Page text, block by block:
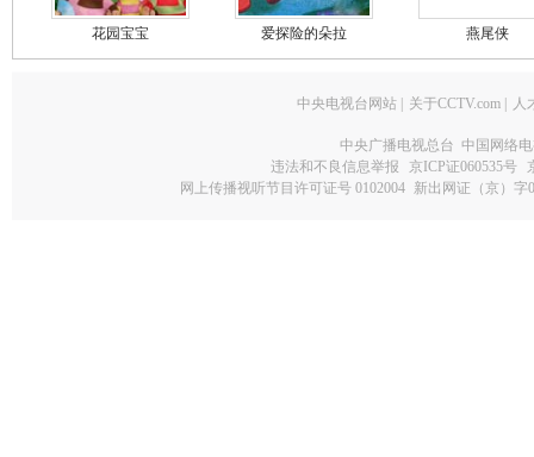
花园宝宝 爱探险的朵拉 燕尾侠
中央电视台网站 关于CCTV.com 人
中央广播电视总台 中国网络
违法和不良信息举报
京ICP证060535号
网上传播视听节目许可证号 0102004 新出网证（京）